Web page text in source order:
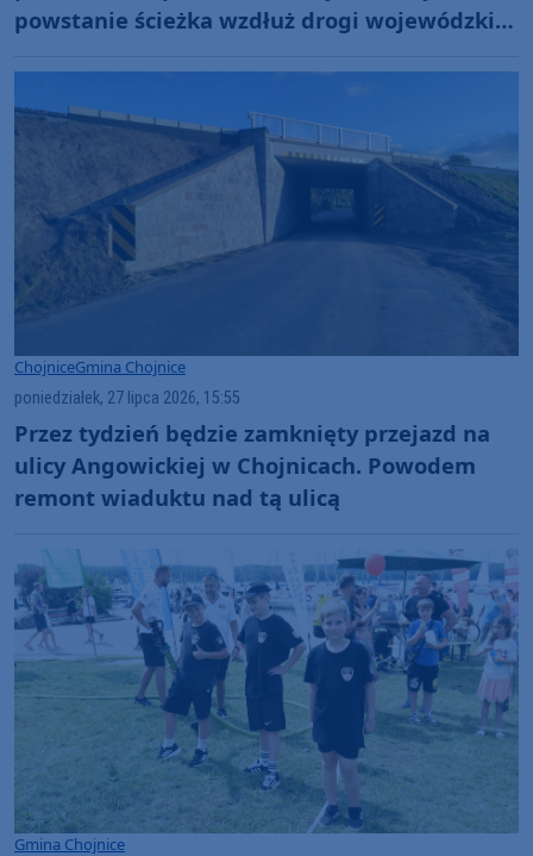
powstanie ścieżka wzdłuż drogi wojewódzkiej
ChojniceGmina Chojnice
poniedziałek, 27 lipca 2026, 15:55
Przez tydzień będzie zamknięty przejazd na
ulicy Angowickiej w Chojnicach. Powodem
remont wiaduktu nad tą ulicą
Gmina Chojnice